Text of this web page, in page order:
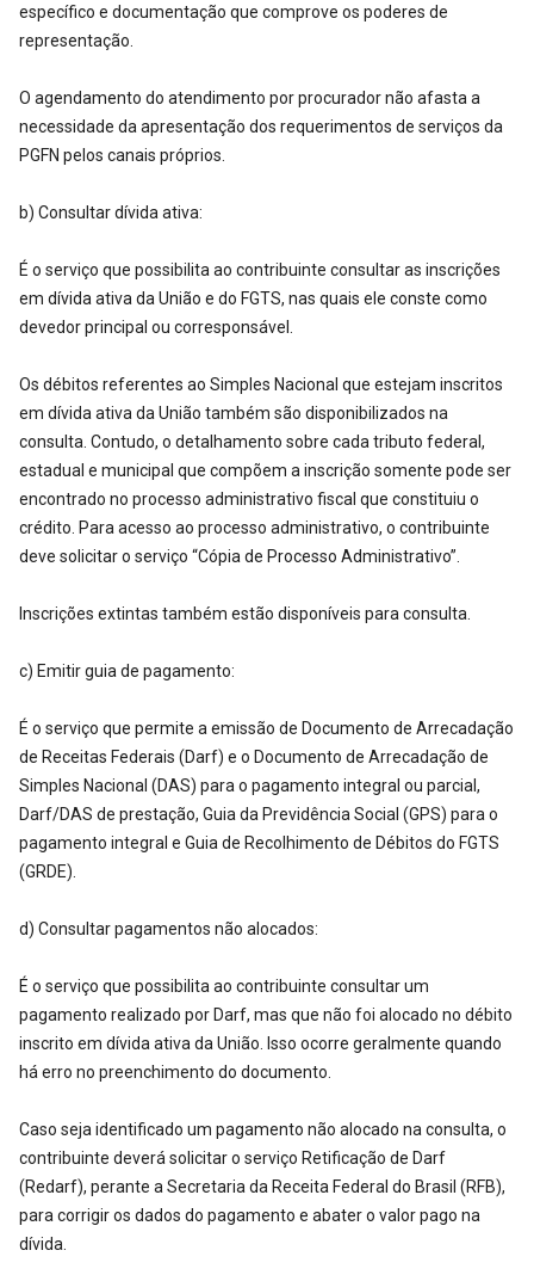
específico e documentação que comprove os poderes de
representação.
O agendamento do atendimento por procurador não afasta a
necessidade da apresentação dos requerimentos de serviços da
PGFN pelos canais próprios.
b) Consultar dívida ativa:
É o serviço que possibilita ao contribuinte consultar as inscrições
em dívida ativa da União e do FGTS, nas quais ele conste como
devedor principal ou corresponsável.
Os débitos referentes ao Simples Nacional que estejam inscritos
em dívida ativa da União também são disponibilizados na
consulta. Contudo, o detalhamento sobre cada tributo federal,
estadual e municipal que compõem a inscrição somente pode ser
encontrado no processo administrativo fiscal que constituiu o
crédito. Para acesso ao processo administrativo, o contribuinte
deve solicitar o serviço “Cópia de Processo Administrativo”.
Inscrições extintas também estão disponíveis para consulta.
c) Emitir guia de pagamento:
É o serviço que permite a emissão de Documento de Arrecadação
de Receitas Federais (Darf) e o Documento de Arrecadação de
Simples Nacional (DAS) para o pagamento integral ou parcial,
Darf/DAS de prestação, Guia da Previdência Social (GPS) para o
pagamento integral e Guia de Recolhimento de Débitos do FGTS
(GRDE).
d) Consultar pagamentos não alocados:
É o serviço que possibilita ao contribuinte consultar um
pagamento realizado por Darf, mas que não foi alocado no débito
inscrito em dívida ativa da União. Isso ocorre geralmente quando
há erro no preenchimento do documento.
Caso seja identificado um pagamento não alocado na consulta, o
contribuinte deverá solicitar o serviço Retificação de Darf
(Redarf), perante a Secretaria da Receita Federal do Brasil (RFB),
para corrigir os dados do pagamento e abater o valor pago na
dívida.